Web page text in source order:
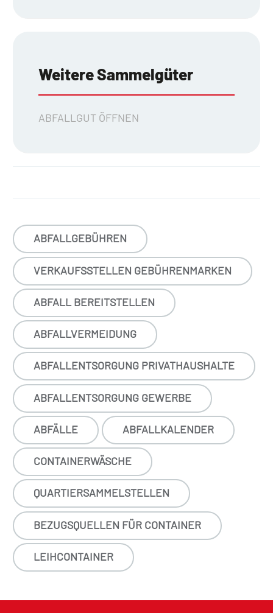
Weitere Sammelgüter
ABFALLGUT ÖFFNEN
ABFALLGEBÜHREN
VERKAUFSSTELLEN GEBÜHRENMARKEN
ABFALL BEREITSTELLEN
ABFALLVERMEIDUNG
ABFALLENTSORGUNG PRIVATHAUSHALTE
ABFALLENTSORGUNG GEWERBE
ABFÄLLE ABFALLKALENDER
CONTAINERWÄSCHE
QUARTIERSAMMELSTELLEN
BEZUGSQUELLEN FÜR CONTAINER
LEIHCONTAINER